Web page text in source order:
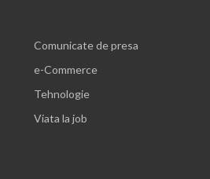
Comunicate de presa
e-Commerce
Tehnologie
Viata la job